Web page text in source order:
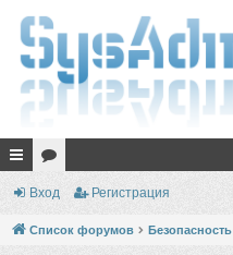
с
ы
ор
Вход Регистрация
Список форумов Безопасность